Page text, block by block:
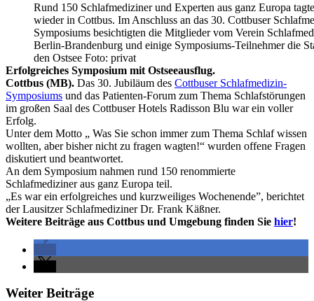
Rund 150 Schlafmediziner und Experten aus ganz Europa
wieder in Cottbus. Im Anschluss an das 30. Cottbuser
Symposiums besichtigten die Mitglieder vom Verein
Berlin-Brandenburg und einige Symposiums-Teilnehmer die
den Ostsee Foto: privat
Erfolgreiches Symposium mit Ostseeausflug.
Cottbus (MB). Das 30. Jubiläum des Cottbuser Schlafmedizin-
Symposiums und das Patienten-Forum zum Thema Schlafstörungen
im großen Saal des Cottbuser Hotels Radisson Blu war ein voller
Erfolg.
Unter dem Motto „ Was Sie schon immer zum Thema Schlaf wissen
wollten, aber bisher nicht zu fragen wagten!“ wurden offene Fragen
diskutiert und beantwortet.
An dem Symposium nahmen rund 150 renommierte
Schlafmediziner aus ganz Europa teil.
„Es war ein erfolgreiches und kurzweiliges Wochenende”, berichtet
der Lausitzer Schlafmediziner Dr. Frank Käßner.
Weitere Beiträge aus Cottbus und Umgebung finden Sie hier!
Weiter Beiträge